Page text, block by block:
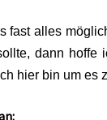
fast alles
dann hoffe
hier bin um es